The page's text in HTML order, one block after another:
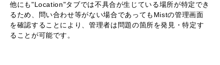
他にも"Location"タブでは不具合が生じている場所が特定でき
るため、問い合わせ等がない場合であってもMistの管理画面
を確認することにより、管理者は問題の箇所を発見・特定す
ることが可能です。